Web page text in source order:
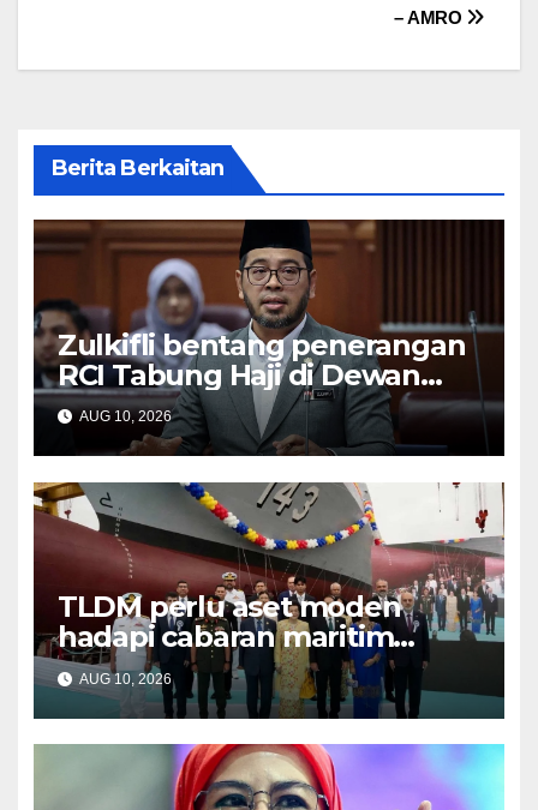
– AMRO
Berita Berkaitan
Zulkifli bentang penerangan
RCI Tabung Haji di Dewan
Rakyat esok
AUG 10, 2026
TLDM perlu aset moden
hadapi cabaran maritim
kompleks – Mohamed Khaled
AUG 10, 2026